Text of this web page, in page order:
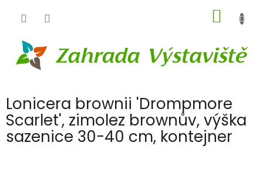
KOŠÍK
Lonicera brownii 'Drompmore
Scarlet', zimolez brownův, výška
sazenice 30-40 cm, kontejner